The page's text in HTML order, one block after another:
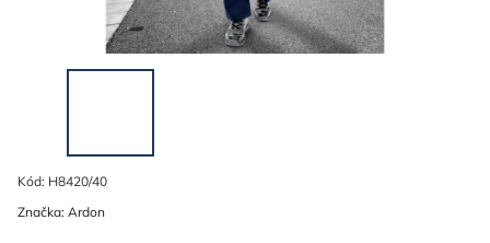
Kód: H8420/40
Značka: Ardon